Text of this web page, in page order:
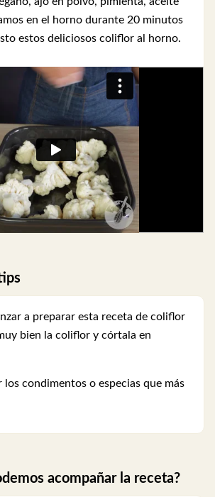
en el horno durante 20 minutos
estos deliciosos coliflor al horno.
a preparar esta receta de coliflor
bien la coliflor y córtala en
los condimentos o especias que más
acompañar la receta?